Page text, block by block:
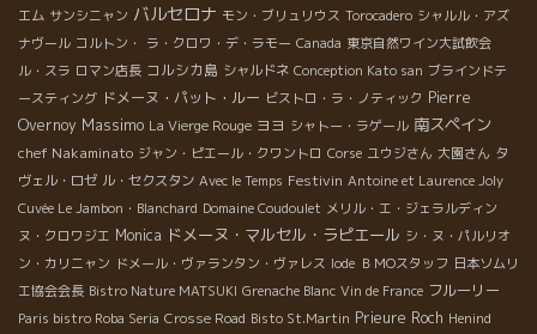
エム サンシニャン バルセロナ モン・ブリュリウス Torocadero シャルル・アズ
ナヴール コルトン・ ラ・クロワ・デ・ラモー Canada 東京自然ワイン大試飲会
ル・スラ ロマン店長 コルシカ島 シャルドネ Conception Kato san ブラインドテ
ースティング ドメーヌ・パット・ルー ビストロ・ラ・ノティック Pierre
Overnoy Massimo La Vierge Rouge ヨヨ シャトー・ラゲール 南スペイン
chef Nakaminato ジャン・ピエール・クワントロ Corse ユウジさん 大園さん タ
ヴェル・ロゼ ル・セクスタン Avec le Temps Festivin Antoine et Laurence Joly
Cuvée Le Jambon・Blanchard Domaine Coudoulet メリル・エ・ジェラルディン
ヌ・クロワジエ Monica ドメーヌ・マルセル・ラピエール シ・ヌ・パルリオ
ン・カリニャン ドメール・ヴァランタン・ヴァレス Iode ＢＭОスタッフ 日本ソムリ
エ協会会長 Bistro Nature MATSUKI Grenache Blanc Vin de France フルーリー
Paris bistro Roba Seria Crosse Road Bisto St.Martin Prieure Roch Henind